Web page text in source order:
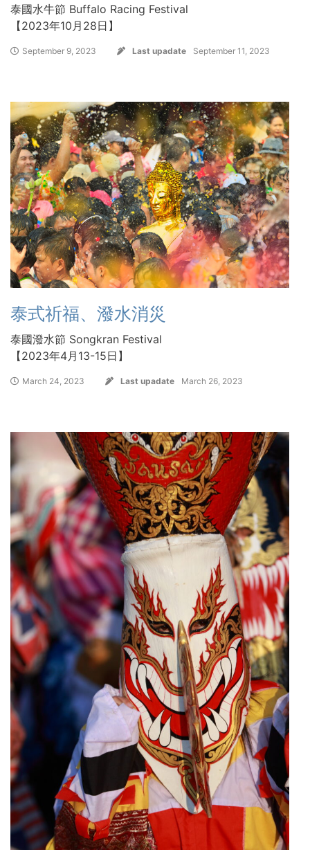
泰國水牛節 Buffalo Racing Festival
【2023年10月28日】
September 9, 2023 Last upadate September 11, 2023
泰式祈福、潑水消災
泰國潑水節 Songkran Festival
【2023年4月13-15日】
March 24, 2023 Last upadate March 26, 2023